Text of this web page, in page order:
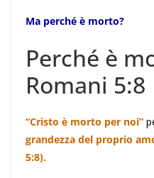
Ma perché è morto?
Perché è
Romani 5:8
“Cristo è morto per noi”
grandezza del proprio
5:8).